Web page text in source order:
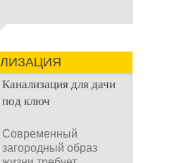
многие люди думают,
Туалеты для дачи – это
начинается
благоустройство
дачного участка,
Канализация для дачи
под ключ
Современный
загородный образ